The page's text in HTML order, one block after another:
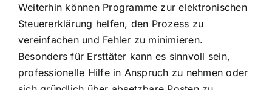
Weiterhin können Programme zur elektronischen
Steuererklärung helfen, den Prozess zu
vereinfachen und Fehler zu minimieren.
Besonders für Ersttäter kann es sinnvoll sein,
professionelle Hilfe in Anspruch zu nehmen oder